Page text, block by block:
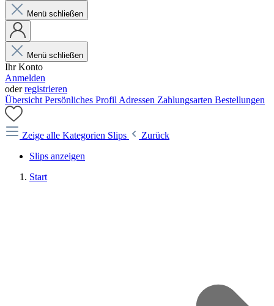
Menü schließen
Menü schließen
Ihr Konto
Anmelden
oderregistrieren
Übersicht Persönliches Profil Adressen Zahlungsarten Bestellungen
Zeige alle Kategorien Slips
Zurück
Slips anzeigen
Start